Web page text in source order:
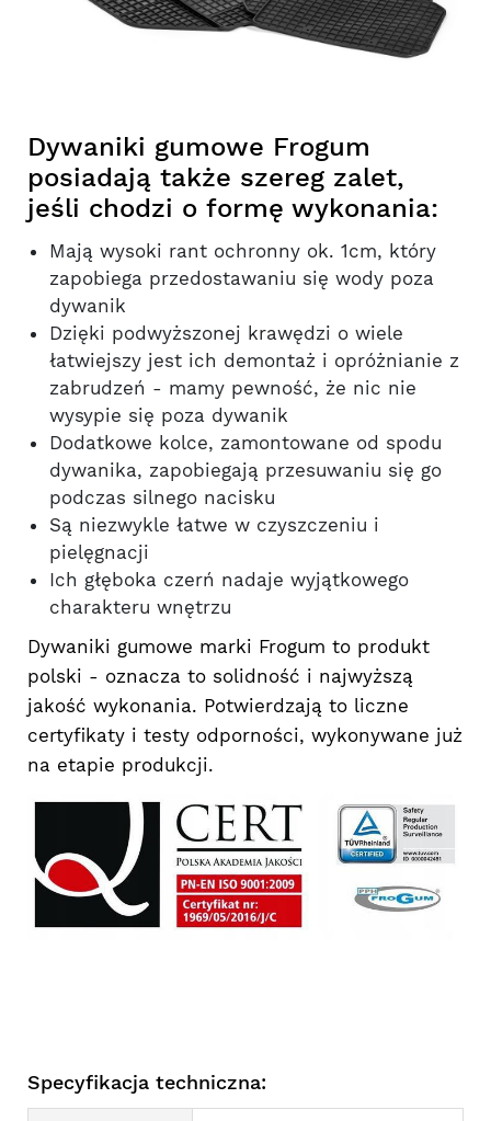
Dywaniki gumowe Frogum
posiadają także szereg zalet,
jeśli chodzi o formę wykonania:
Mają wysoki rant ochronny ok. 1cm, który
zapobiega przedostawaniu się wody poza
dywanik
Dzięki podwyższonej krawędzi o wiele
łatwiejszy jest ich demontaż i opróżnianie z
zabrudzeń - mamy pewność, że nic nie
wysypie się poza dywanik
Dodatkowe kolce, zamontowane od spodu
dywanika, zapobiegają przesuwaniu się go
podczas silnego nacisku
Są niezwykle łatwe w czyszczeniu i
pielęgnacji
Ich głęboka czerń nadaje wyjątkowego
charakteru wnętrzu
Dywaniki gumowe marki Frogum to produkt
polski - oznacza to solidność i najwyższą
jakość wykonania. Potwierdzają to liczne
certyfikaty i testy odporności, wykonywane już
na etapie produkcji.
Specyfikacja techniczna: